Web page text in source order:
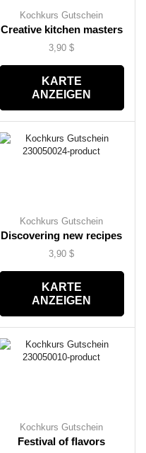
Kochkurs Gutschein
Creative kitchen masters
3,90$
KARTE
ANZEIGEN
Kochkurs Gutschein
Discovering new recipes
3,90$
KARTE
ANZEIGEN
Kochkurs Gutschein
Festival of flavors